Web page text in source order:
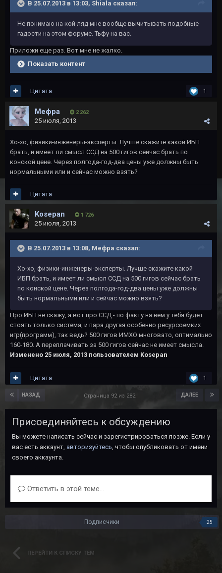
В 25.07.2013 в 13:03, Shiala сказал:
Не понимаю на кой ляд мне вообще вычитывать подобные
гадости на этом форуме. Тьфу на вас.
Приложи еще раз. Вот мне не жалко.
Показать контент
1
Цитата
Мефра 2 262
25 июля, 2013
Хо-хо, физики-инженеры-эксперты. Лучше скажите какой ИБП
брать, и имеет ли смысл ССД на 500 гигов сейчас брать по
конской цене. Через полгода-год-два цены уже должны быть
нормальными или и сейчас можно взять?
Цитата
Kosepan 1 726
25 июля, 2013
В 25.07.2013 в 13:08, Мефра сказал:
Хо-хо, физики-инженеры-эксперты. Лучше скажите какой
ИБП брать, и имеет ли смысл ССД на 500 гигов сейчас брать
по конской цене. Через полгода-год-два цены уже должны
быть нормальными или и сейчас можно взять?
Про ИБП не скажу, а вот про ССД - по факту на нем у тебя будет
стоять только система, и пара другая особенно ресурсоемких
игр(программ), так ведь? 500 гигов ИМХО многовато, оптимально
160-180. А переплачивать за 500 гигов сейчас не имеет смысла.
Изменено 25 июля, 2013 пользователем Kosepan
1
Цитата
НАЗАД ДАЛЕЕ
Страница 92 из 282
Присоединяйтесь к обсуждению
Вы можете написать сейчас и зарегистрироваться позже. Если у
вас есть аккаунт, авторизуйтесь, чтобы опубликовать от имени
своего аккаунта.
Ответить в этой теме...
Подписчики 25
ПЕРЕЙТИ К СПИСКУ ТЕМ